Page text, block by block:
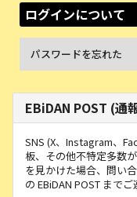
ログインについて
パスワードを忘れた
EBiDAN POST (通
SNS (X、Instagram、
板、その他不特定多数
を見かけた場合、問い
の EBiDAN POST までご